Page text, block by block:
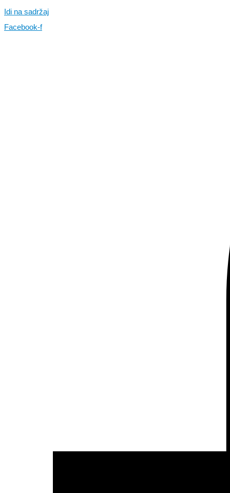
Idi na sadržaj
Facebook-f